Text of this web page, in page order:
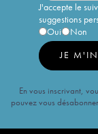
J'accepte le
suggestions
Oui
Non
JE
En vous inscrivant,
pouvez vous